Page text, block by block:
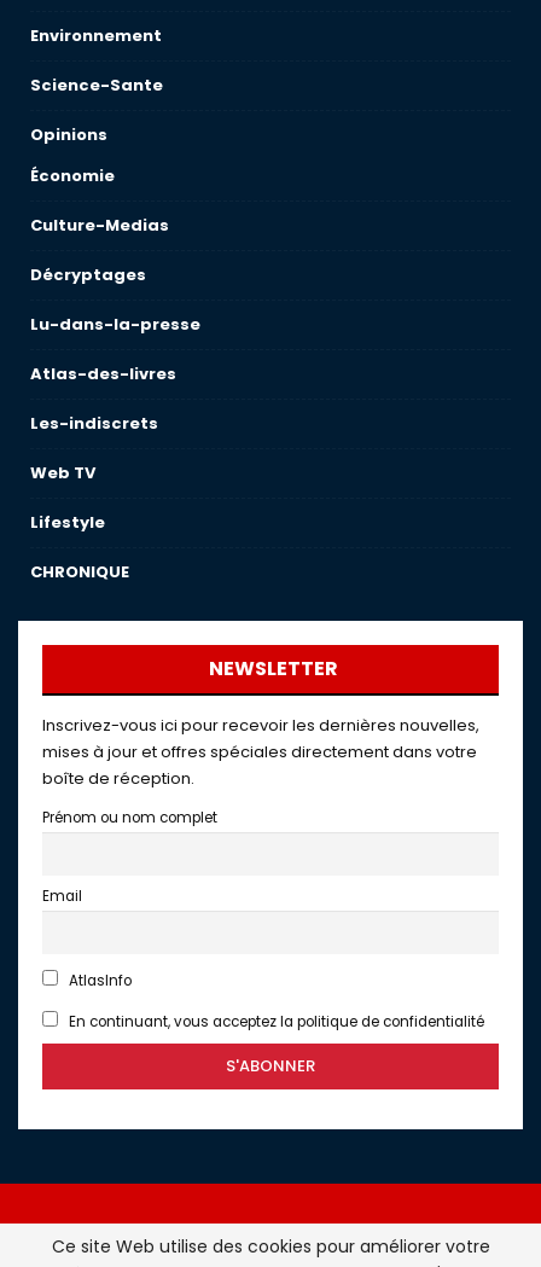
Environnement
Science-Sante
Opinions
Économie
Culture-Medias
Décryptages
Lu-dans-la-presse
Atlas-des-livres
Les-indiscrets
Web TV
Lifestyle
CHRONIQUE
NEWSLETTER
Inscrivez-vous ici pour recevoir les dernières nouvelles,
mises à jour et offres spéciales directement dans votre
boîte de réception.
Prénom ou nom complet
Email
AtlasInfo
En continuant, vous acceptez la politique de confidentialité
Ce site Web utilise des cookies pour améliorer votre